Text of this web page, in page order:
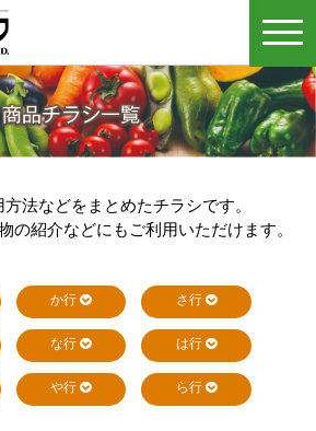
法などをまとめたチラシです。
の紹介などにもご利用いただけます。
か行 さ行
な行 は行
や行 ら行